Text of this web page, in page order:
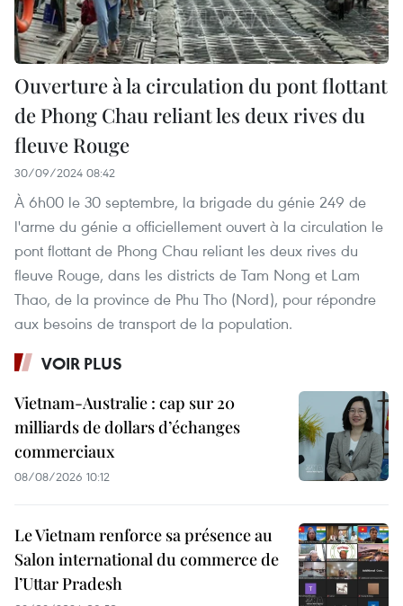
Ouverture à la circulation du pont flottant
de Phong Chau reliant les deux rives du
fleuve Rouge
30/09/2024 08:42
À 6h00 le 30 septembre, la brigade du génie 249 de
l'arme du génie a officiellement ouvert à la circulation le
pont flottant de Phong Chau reliant les deux rives du
fleuve Rouge, dans les districts de Tam Nong et Lam
Thao, de la province de Phu Tho (Nord), pour répondre
aux besoins de transport de la population.
VOIR PLUS
Vietnam-Australie : cap sur 20
milliards de dollars d’échanges
commerciaux
08/08/2026 10:12
Le Vietnam renforce sa présence au
Salon international du commerce de
l’Uttar Pradesh